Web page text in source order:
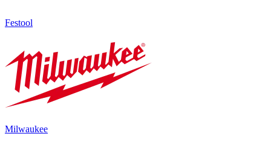
Festool
Milwaukee